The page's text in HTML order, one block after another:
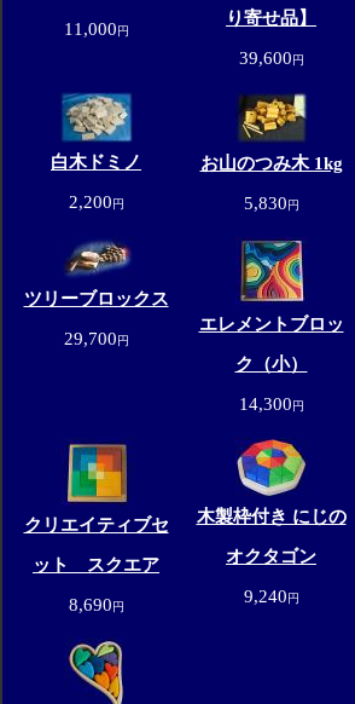
11,000円
り寄せ品】
39,600円
白木ドミノ
2,200円
お山のつみ木 1kg
5,830円
ツリーブロックス
29,700円
エレメントブロッ
ク（小）
14,300円
クリエイティブセ
ット スクエア
8,690円
木製枠付き にじの
オクタゴン
9,240円